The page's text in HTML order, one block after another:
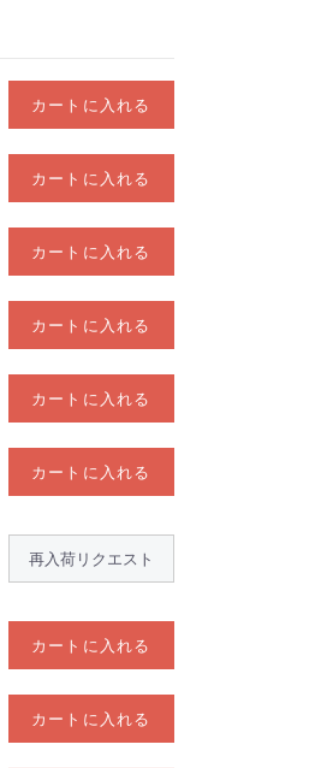
カートに入れる
カートに入れる
カートに入れる
カートに入れる
カートに入れる
カートに入れる
再入荷リクエスト
カートに入れる
カートに入れる